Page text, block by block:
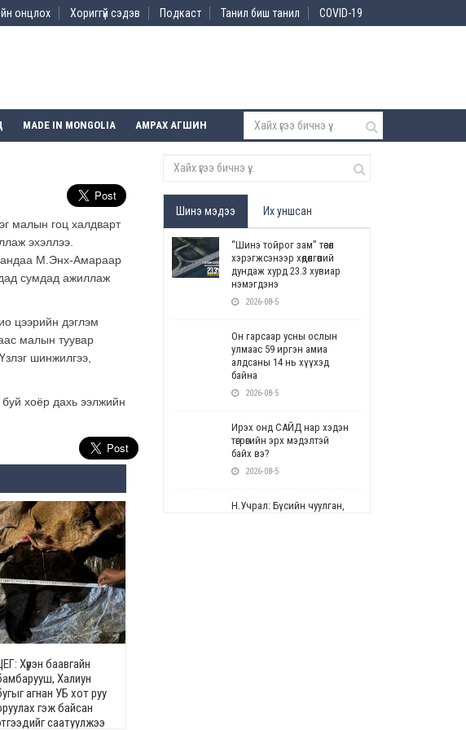
онцлох Хориггүй сэдэв Подкаст Танил биш танил COVID-19
MADE IN MONGOLIA АМРАХ АГШИН
малын гоц халдварт
эхэллээ.
М.Энх-Амараар
сумдад ажиллаж
цээрийн дэглэм
малын туувар
шинжилгээ,
хоёр дахь ээлжийн
Хүрэн баавгайн
Халиун
агнан УБ хот руу
гэж байсан
саатуулжээ
Шинэ мэдээ Их уншсан
“Шинэ тойрог зам” төсөл
хэрэгжсэнээр хөдөлгөөний
дундаж хурд 23.3 хувиар
нэмэгдэнэ
2026-08-5
Он гарсаар усны ослын
улмаас 59 иргэн амиа
алдсаны 14 нь хүүхэд
байна
2026-08-5
Ирэх онд САЙД нар хэдэн
төгрөгийн эрх мэдэлтэй
байх вэ?
2026-08-5
Н.Учрал: Бүсийн чуулган,